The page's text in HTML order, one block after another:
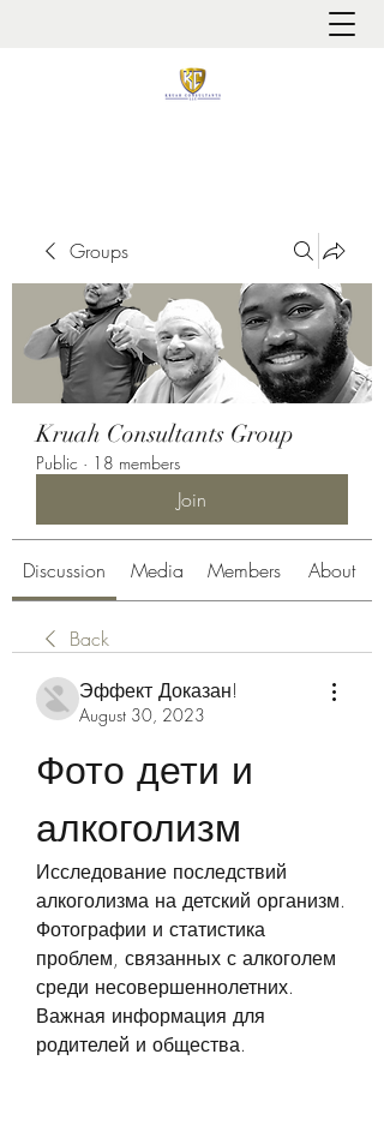
Groups
Kruah Consultants Group
Public · 18 members
Join
Discussion Media Members About
Back
Эффект Доказан!
August 30, 2023
Фото дети и
алкоголизм
Исследование последствий
алкоголизма на детский организм.
Фотографии и статистика
проблем, связанных с алкоголем
среди несовершеннолетних.
Важная информация для
родителей и общества.